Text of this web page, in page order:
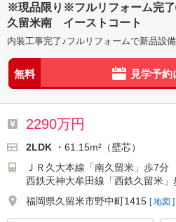
※現品限り※フルリフォーム完了
久留米南 イーストコート
内装工事完了♪フルリフォームで新品設
無料 見学予約
2290万円
2LDK
・61.15m²（壁芯）
ＪＲ久大本線「南久留米」歩7分
西鉄天神大牟田線「西鉄久留米」
福岡県久留米市野中町1415 [ 地図 ]